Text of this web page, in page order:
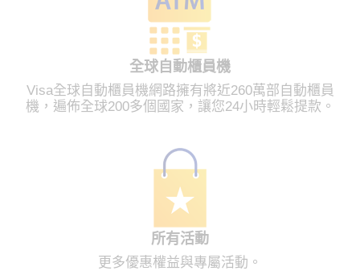
全球自動櫃員機
Visa全球自動櫃員機網路擁有將近260萬部自動櫃員
機，遍佈全球200多個國家，讓您24小時輕鬆提款。
所有活動
更多優惠權益與專屬活動。